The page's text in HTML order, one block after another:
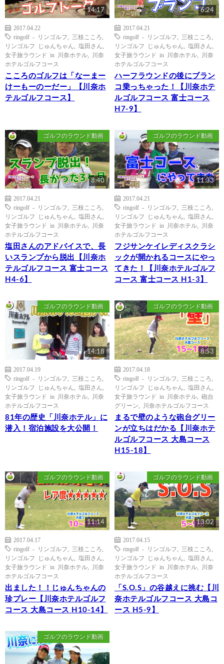
14:17
2017.04.22
ringolf - リンゴルフ
三枝こころ
リンゴルフ じゅんちゃん
塩田さん
女子旅ラウンド in 川奈ホテル
川奈
ホテルゴルフコース
こころのゴルフは「なーまー
けーもーのーだー」【川奈ホ
テルゴルフコース】
6:24
2017.04.21
ringolf - リンゴルフ
三枝こころ
リンゴルフ じゅんちゃん
塩田さん
女子旅ラウンド in 川奈ホテル
川奈
ホテルゴルフコース
ハーフラウンドの後にブラン
コ乗っちゃった！【川奈ホテ
ルゴルフコース 富士コース
H7-9】
ゴルフのラウンド動画
8:40
2017.04.21
ringolf - リンゴルフ
三枝こころ
リンゴルフ じゅんちゃん
塩田さん
女子旅ラウンド in 川奈ホテル
川奈
ホテルゴルフコース
塩田さんのアドバイスで、長
いスランプから脱出【川奈ホ
テルゴルフコース 富士コース
H4-6】
ゴルフのラウンド動画
11:33
2017.04.21
ringolf - リンゴルフ
三枝こころ
リンゴルフ じゅんちゃん
塩田さん
女子旅ラウンド in 川奈ホテル
川奈
ホテルゴルフコース
フジサンケイレディスクラシ
ックが開かれるコースにやっ
てきた！【川奈ホテルゴルフ
コース 富士コース H1-3】
ゴルフのラウンド動画
14:18
2017.04.19
ringolf - リンゴルフ
三枝こころ
リンゴルフ じゅんちゃん
塩田さん
女子旅ラウンド in 川奈ホテル
川奈
ホテルゴルフコース
81年の歴史「川奈ホテル」に
潜入！宿泊施設を大公開！
ゴルフのラウンド動画
8:53
2017.04.18
ringolf - リンゴルフ
三枝こころ
リンゴルフ じゅんちゃん
塩田さん
女子旅ラウンド in 川奈ホテル
砲台
グリーン
川奈ホテルゴルフコース
まるで壁のような砲台グリー
ンが立ちはだかる【川奈ホテ
ルゴルフコース 大島コース
H15-18】
ゴルフのラウンド動画
11:14
2017.04.17
ringolf - リンゴルフ
三枝こころ
リンゴルフ じゅんちゃん
塩田さん
女子旅ラウンド in 川奈ホテル
川奈
ホテルゴルフコース
出ました！！じゅんちゃんの
珍プレー【川奈ホテルゴルフ
コース 大島コース H10-14】
ゴルフのラウンド動画
13:02
2017.04.15
ringolf - リンゴルフ
三枝こころ
リンゴルフ じゅんちゃん
塩田さん
女子旅ラウンド in 川奈ホテル
川奈
ホテルゴルフコース
「S.O.S」の谷越えに挑む【川
奈ホテルゴルフコース 大島コ
ース H5-9】
ゴルフのラウンド動画